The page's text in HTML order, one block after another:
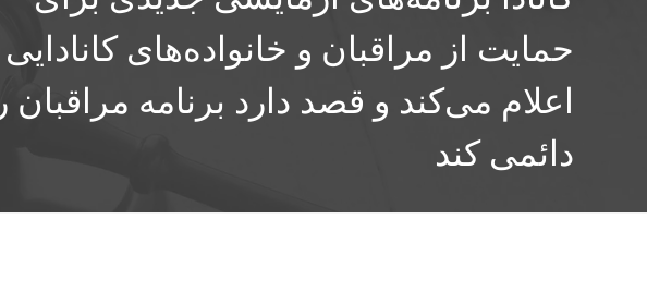
حمایت از مراقبان و خانواده‌های کانادایی
اعلام می‌کند و قصد دارد برنامه مراقبان را
دائمی کند